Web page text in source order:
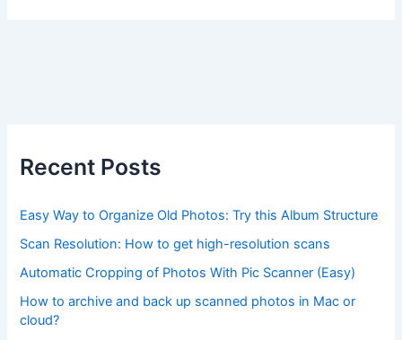
Recent Posts
Easy Way to Organize Old Photos: Try this Album Structure
Scan Resolution: How to get high-resolution scans
Automatic Cropping of Photos With Pic Scanner (Easy)
How to archive and back up scanned photos in Mac or
cloud?